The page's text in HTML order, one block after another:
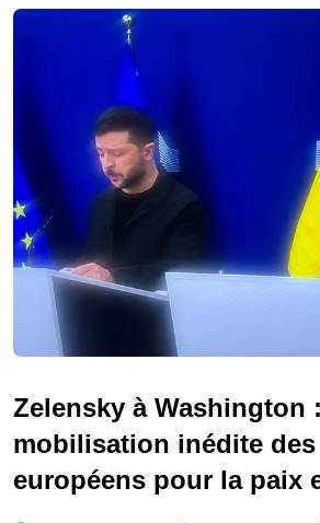
Zelensky à Washington :
mobilisation inédite
européens pour la paix